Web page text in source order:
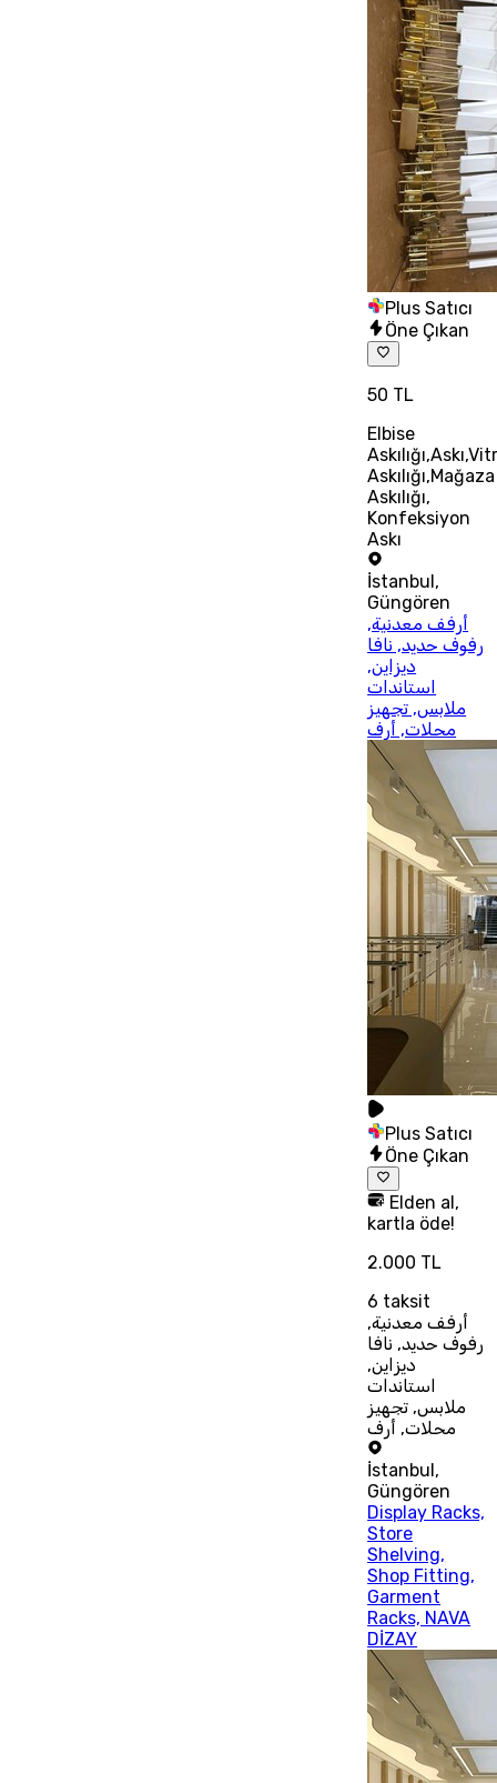
Plus Satıcı
Öne Çıkan
50 TL
Elbise
Askılığı,Mağaza
Askılığı,
Konfeksiyon
Askı
İstanbul,
Güngören
أرفف معدنية,
رفوف حديد, نافا
ديزاين,
استاندات
ملابس, تجهيز
محلات, أرف
Plus Satıcı
Öne Çıkan
Elden al,
kartla öde!
2.000 TL
6 taksit
أرفف معدنية,
رفوف حديد, نافا
ديزاين,
استاندات
ملابس, تجهيز
محلات, أرف
İstanbul,
Güngören
Display Racks,
Store
Shelving,
Shop Fitting,
Garment
Racks, NAVA
DİZAY